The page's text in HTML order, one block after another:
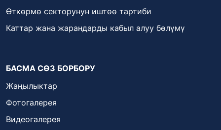
Өткөрмө секторунун иштөө тартиби
Каттар жана жарандарды кабыл алуу бөлүмү
БАСМА СӨЗ БОРБОРУ
Жаңылыктар
Фотогалерея
Видеогалерея